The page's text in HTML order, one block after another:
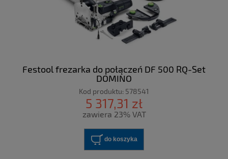
Festool frezarka do połączeń DF 500 RQ-Set
DOMINO
Kod produktu: 578541
5 317,31 zł
zawiera 23% VAT
do koszyka